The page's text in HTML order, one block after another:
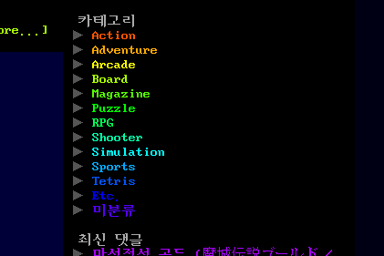
카테고리
Action
Adventure
Arcade
Board
Magazine
Puzzle
RPG
Shooter
Simulation
Sports
Tetris
Etc.
미분류
최신 댓글